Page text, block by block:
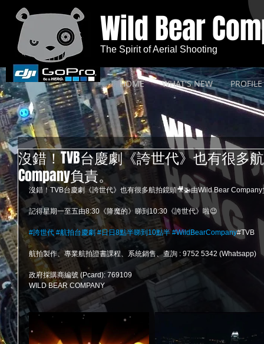
HOME WHAT'S NEW PROFILE
Wild Bear
The Spirit of Aerial Shooting
沒錯！TVB台慶劇《誇世代》也有很多
Company負責。
沒錯！TVB台慶劇《誇世代》也有很多航拍鏡頭🎥🚁由Wild Bear Company
記得星期一至五由8:30《降魔的》睇到10:30《誇世代》啦😉
#誇世代 #航拍台慶劇 #日日8點半睇到10點半 #WildBearCompany#TVB
航拍製作、專業航拍證書課程、系統銷售、查詢 : 9752 5342 (Whatsapp)
政府採購商編號 (Pcard): 769109
WILD BEAR COMPANY